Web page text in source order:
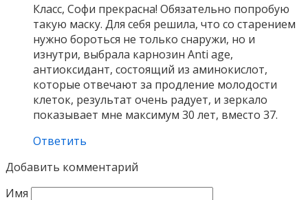
Класс, Софи прекрасна! Обязательно попробую
такую маску. Для себя решила, что со старением
нужно бороться не только снаружи, но и
изнутри, выбрала карнозин Anti age,
антиоксидант, состоящий из аминокислот,
которые отвечают за продление молодости
клеток, результат очень радует, и зеркало
показывает мне максимум 30 лет, вместо 37.
Ответить
Добавить комментарий
Имя